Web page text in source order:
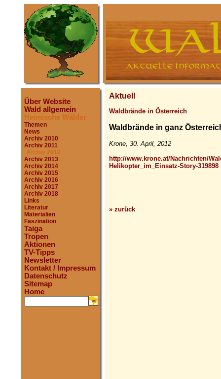
Über Website
Wald allgemein
Heimische Wälder
Themen
News
Archiv 2010
Archiv 2011
Archiv 2012
Archiv 2013
Archiv 2014
Archiv 2015
Archiv 2016
Archiv 2017
Archiv 2018
Links
Literatur
Materialien
Faszination
Taiga
Tropen
Aktionen
TV-Tipps
Newsletter
Kontakt / Impressum
Datenschutz
Sitemap
Home
.
Aktuell
Waldbrände in Österreich
Waldbrände in ganz
Krone, 30. April, 2012
http://www.krone.at/Nachrichten/
Helikopter_im_Einsatz-Story-319898
» zurück